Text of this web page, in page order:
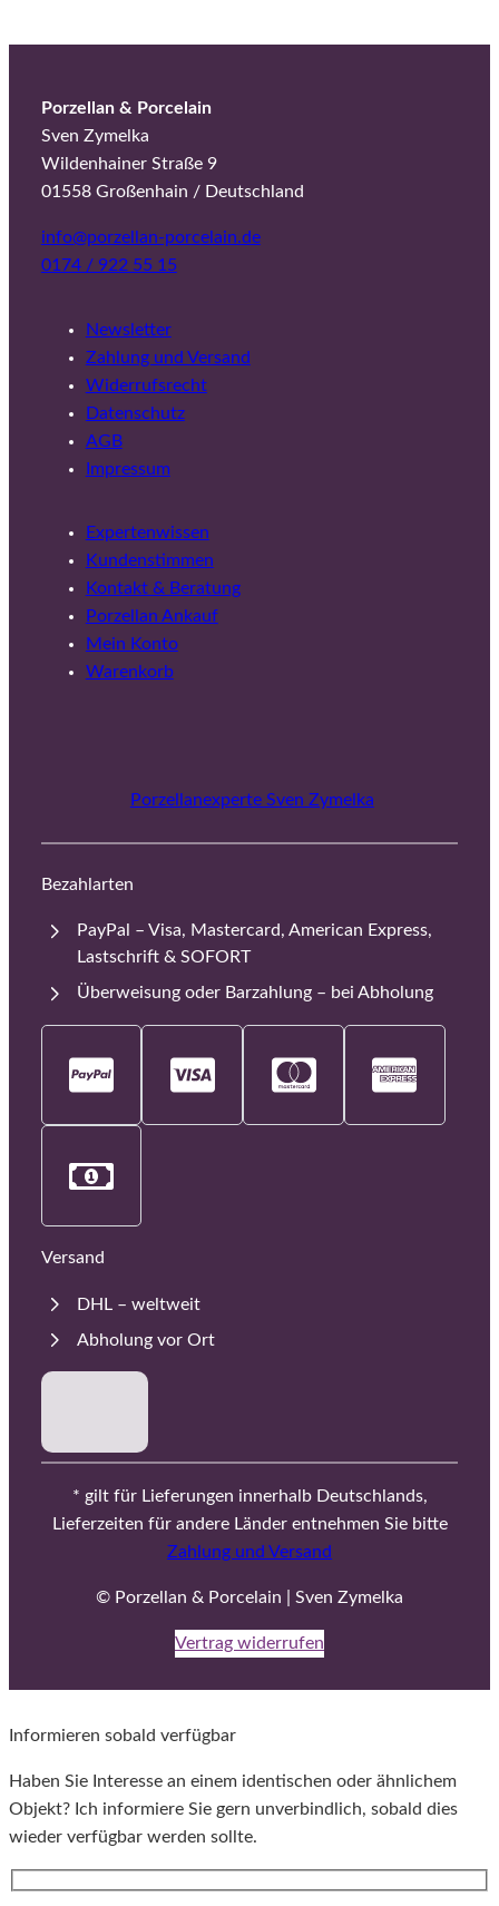
Porzellan & Porcelain
Sven Zymelka
Wildenhainer Straße 9
01558 Großenhain / Deutschland
info@porzellan-porcelain.de
0174 / 922 55 15
Newsletter
Zahlung und Versand
Widerrufsrecht
Datenschutz
AGB
Impressum
Expertenwissen
Kundenstimmen
Kontakt & Beratung
Porzellan Ankauf
Mein Konto
Warenkorb
Porzellanexperte Sven Zymelka
Bezahlarten
PayPal – Visa, Mastercard, American Express,
Lastschrift & SOFORT
Überweisung oder Barzahlung – bei Abholung
Versand
DHL – weltweit
Abholung vor Ort
* gilt für Lieferungen innerhalb Deutschlands,
Lieferzeiten für andere Länder entnehmen Sie bitte
Zahlung und Versand
© Porzellan & Porcelain | Sven Zymelka
Vertrag widerrufen
Informieren sobald verfügbar
Haben Sie Interesse an einem identischen oder ähnlichem
Objekt? Ich informiere Sie gern unverbindlich, sobald dies
wieder verfügbar werden sollte.